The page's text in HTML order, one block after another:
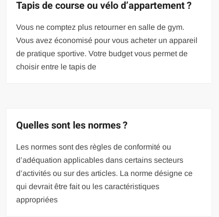
Tapis de course ou vélo d’appartement ?
Vous ne comptez plus retourner en salle de gym.
Vous avez économisé pour vous acheter un appareil
de pratique sportive. Votre budget vous permet de
choisir entre le tapis de
Quelles sont les normes ?
Les normes sont des règles de conformité ou
d’adéquation applicables dans certains secteurs
d’activités ou sur des articles. La norme désigne ce
qui devrait être fait ou les caractéristiques
appropriées